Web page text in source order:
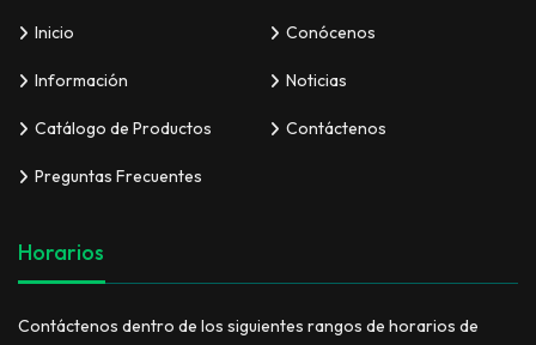
Inicio Conócenos
Información Noticias
Catálogo de Productos Contáctenos
Preguntas Frecuentes
Horarios
Contáctenos dentro de los siguientes rangos de horarios de